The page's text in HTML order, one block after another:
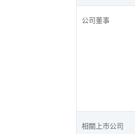
公司董事
相關上市公司